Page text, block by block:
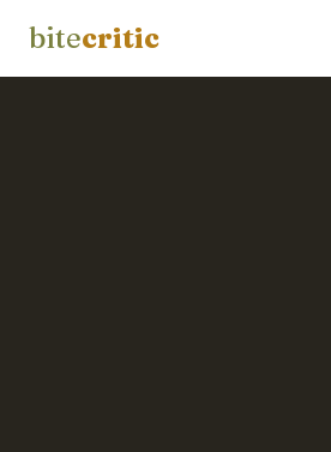
bitecritic